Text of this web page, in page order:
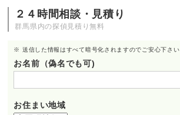
２４時間相談・見積り
群馬県内の探偵見積り無料
※ 送信した情報はすべて暗号化されますのでご安心下さい
お名前（偽名でも可)
お住まい地域